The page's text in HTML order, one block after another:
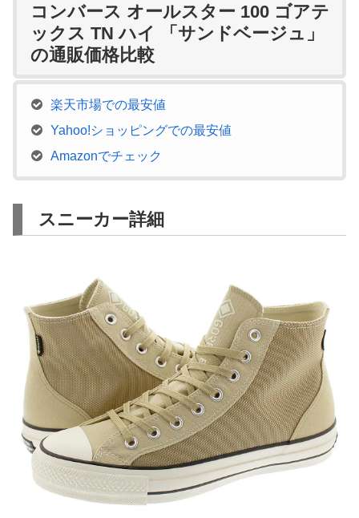
コンバース オールスター 100 ゴアテ
ックス TN ハイ 「サンドベージュ」
の通販価格比較
楽天市場での最安値
Yahoo!ショッピングでの最安値
Amazonでチェック
スニーカー詳細